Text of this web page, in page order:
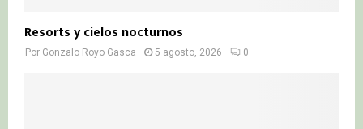
Resorts y cielos nocturnos
Por Gonzalo Royo Gasca 5 agosto, 2026 0